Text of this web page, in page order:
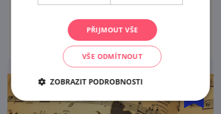
zvířat.
prohlédnout
PŘIJMOUT VŠE
VŠE ODMÍTNOUT
ZOBRAZIT PODROBNOSTI